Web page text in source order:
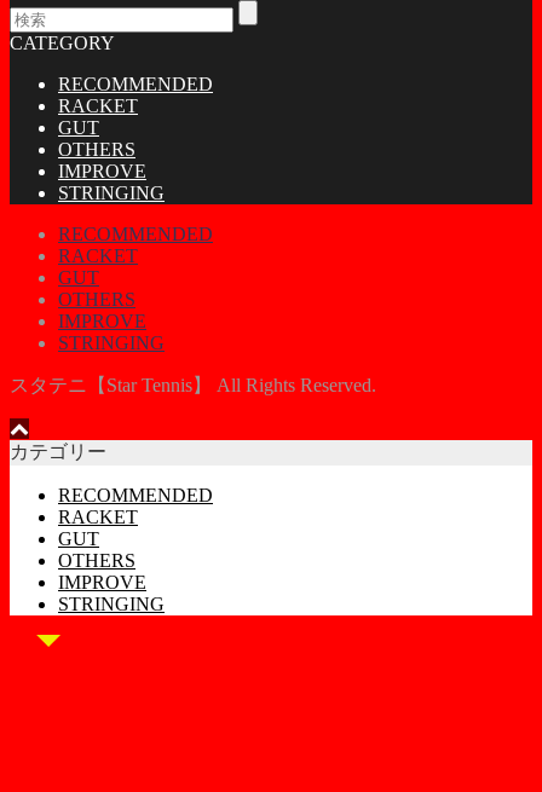
CATEGORY
RECOMMENDED
RACKET
GUT
OTHERS
IMPROVE
STRINGING
RECOMMENDED
RACKET
GUT
OTHERS
IMPROVE
STRINGING
スタテニ【Star Tennis】 All Rights Reserved.
カテゴリー
RECOMMENDED
RACKET
GUT
OTHERS
IMPROVE
STRINGING